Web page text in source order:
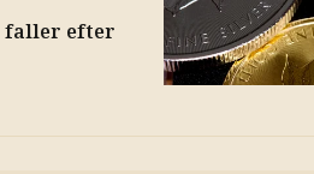
faller efter